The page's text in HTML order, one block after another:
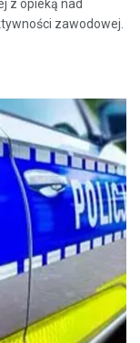
z opieką nad
zawodowej.